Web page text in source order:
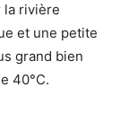
la rivière
et une petite
grand bien
40°C.